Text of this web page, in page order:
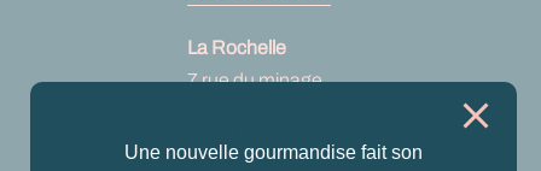
La Rochelle
7 rue du minage
Une nouvelle gourmandise fait son